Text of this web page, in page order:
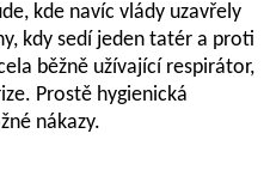
kde navíc vlády uzavřely
kdy sedí jeden tatér a proti
běžně užívající respirátor,
Prostě hygienická
nákazy.